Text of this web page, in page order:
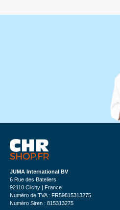
JUMA International BV
6 Rue des Bateliers
92110 Clichy | France
Numéro de TVA : FR59815313275
Numéro Siren : 815313275